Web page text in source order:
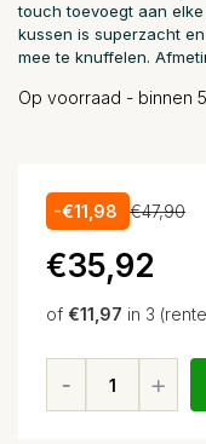
touch toevoegt aan elke
kussen is superzacht
mee te knuffelen.
Op voorraad - binnen
-€11,98 €47,90
€35,92
of €11,97 in 3